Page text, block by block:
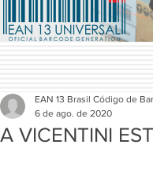
A VICENTINI
EAN 13 Brasil Código de
6 de ago. de 2020